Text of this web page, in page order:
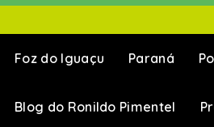
Foz do Iguaçu Paraná
Blog do Ronildo Pimentel